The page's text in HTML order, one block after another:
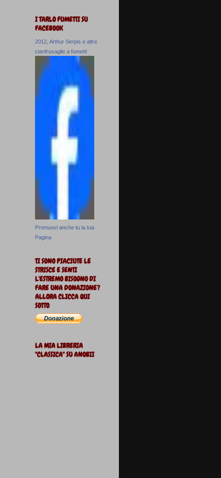
I TARLO FUMETTI SU
FACEBOOK
2012, Arthur Serpis e altre
cianfrusaglie a fumetti
Promuovi anche tu la tua
Pagina
TI SONO PIACIUTE LE
STRISCE E SENTI
L'ESTREMO BISOGNO DI
FARE UNA DONAZIONE?
ALLORA CLICCA QUI
SOTTO
LA MIA LIBRERIA
"CLASSICA" SU ANOBII